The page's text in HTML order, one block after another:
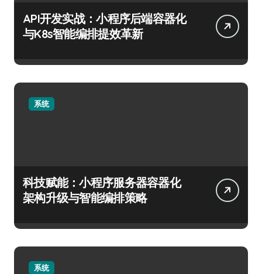
API开发实战：小程序后端容器化
与K8s智能编排提效革新
系统
科技赋能：小程序服务器容器化
架构升级与智能编排策略
系统